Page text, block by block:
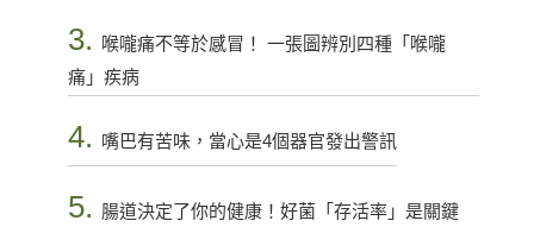
3.
喉嚨痛不等於感冒！ 一張圖辨別四種「喉嚨
痛」疾病
4. 嘴巴有苦味，當心是4個器官發出警訊
5. 腸道決定了你的健康！好菌「存活率」是關鍵